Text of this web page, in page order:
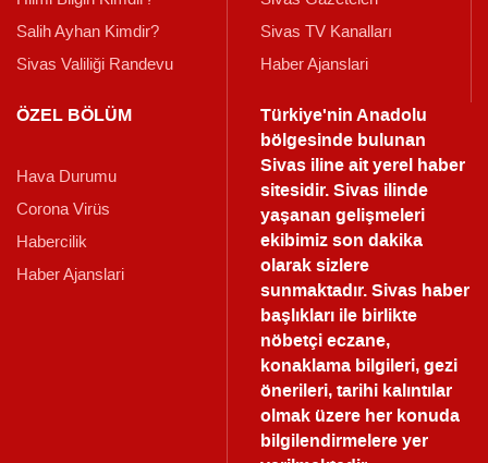
Salih Ayhan Kimdir?
Sivas Valiliği Randevu
Sivas TV Kanalları
Haber Ajanslari
ÖZEL BÖLÜM
Hava Durumu
Corona Virüs
Habercilik
Haber Ajanslari
Türkiye'nin Anadolu
bölgesinde bulunan
Sivas iline ait yerel haber
sitesidir. Sivas ilinde
yaşanan gelişmeleri
ekibimiz son dakika
olarak sizlere
sunmaktadır.Sivas haber
başlıkları ile birlikte
nöbetçi eczane,
konaklama bilgileri, gezi
önerileri, tarihi kalıntılar
olmak üzere her konuda
bilgilendirmelere yer